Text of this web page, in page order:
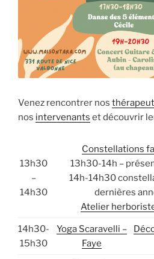
Venez rencontrer nos
nos intervenants et découvrir
13h30
–
14h30
Constellations
13h30-14h –
14h-14h30
dernières
Atelier
14h30-
15h30
Yoga Scaravelli –
Faye